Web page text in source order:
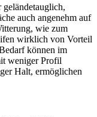
auch angenehm auf
wie zum
wirklich von Vorteil
können im
weniger Profil
Halt, ermöglichen